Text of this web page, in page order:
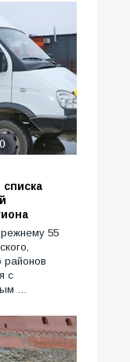
0
55
районов
с
…